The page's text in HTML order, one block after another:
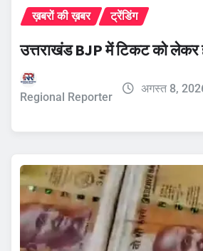
ख़बरों की ख़बर ट्रेंडिंग
उत्तराखंड BJP में टिकट को
Regional Reporter
अगस्त 8,